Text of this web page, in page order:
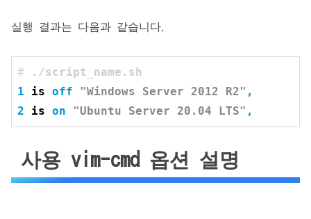
실행 결과는 다음과 같습니다.
#
./script_name.sh
1
is off "Windows Server 2012 R2"
2
is on "Ubuntu Server 20.04 LTS" ,
사용 vim-cmd 옵션 설명